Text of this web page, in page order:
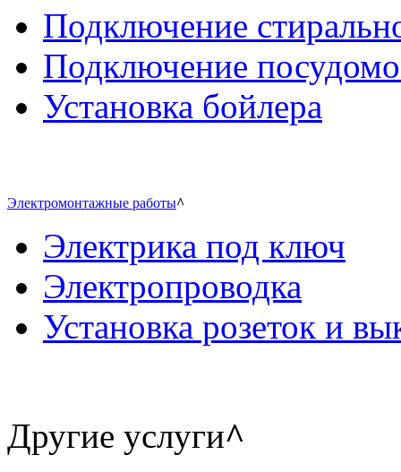
Подключение
Подключение
Установка бойлера
Электромонтажные работы^
Электрика под ключ
Электропроводка
Установка розеток и
Другие услуги^